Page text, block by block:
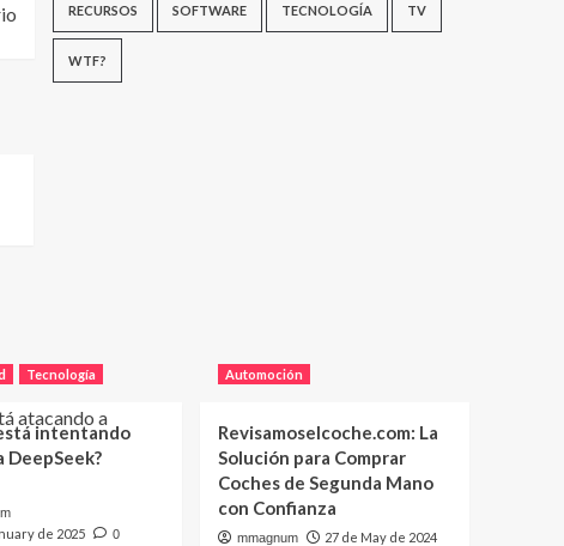
RECURSOS SOFTWARE TECNOLOGÍA TV
WTF?
Tecnología
intentando
DeepSeek?
de 2025 0
Automoción
Revisamoselcoche.com: La
Solución para Comprar
Coches de Segunda Mano
con Confianza
mmagnum 27 de May de 2024